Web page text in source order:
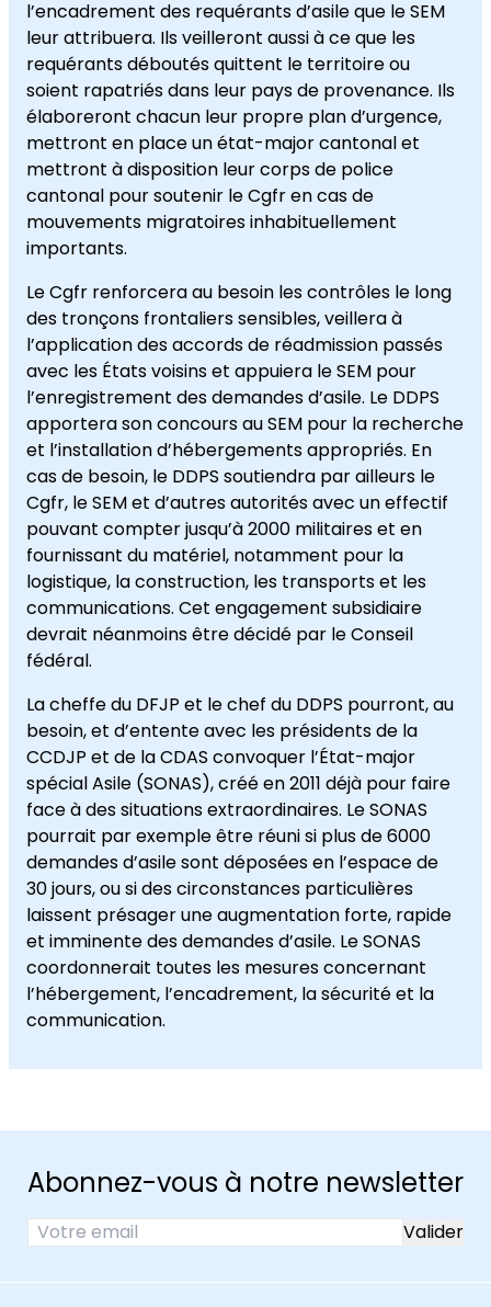
l’encadrement des requérants d’asile que le SEM
leur attribuera. Ils veilleront aussi à ce que les
requérants déboutés quittent le territoire ou
soient rapatriés dans leur pays de provenance. Ils
élaboreront chacun leur propre plan d’urgence,
mettront en place un état-major cantonal et
mettront à disposition leur corps de police
cantonal pour soutenir le Cgfr en cas de
mouvements migratoires inhabituellement
importants.
Le Cgfr renforcera au besoin les contrôles le long
des tronçons frontaliers sensibles, veillera à
l’application des accords de réadmission passés
avec les États voisins et appuiera le SEM pour
l’enregistrement des demandes d’asile. Le DDPS
apportera son concours au SEM pour la recherche
et l’installation d’hébergements appropriés. En
cas de besoin, le DDPS soutiendra par ailleurs le
Cgfr, le SEM et d’autres autorités avec un effectif
pouvant compter jusqu’à 2000 militaires et en
fournissant du matériel, notamment pour la
logistique, la construction, les transports et les
communications. Cet engagement subsidiaire
devrait néanmoins être décidé par le Conseil
fédéral.
La cheffe du DFJP et le chef du DDPS pourront, au
besoin, et d’entente avec les présidents de la
CCDJP et de la CDAS convoquer l’État-major
spécial Asile (SONAS), créé en 2011 déjà pour faire
face à des situations extraordinaires. Le SONAS
pourrait par exemple être réuni si plus de 6000
demandes d’asile sont déposées en l’espace de
30 jours, ou si des circonstances particulières
laissent présager une augmentation forte, rapide
et imminente des demandes d’asile. Le SONAS
coordonnerait toutes les mesures concernant
l’hébergement, l’encadrement, la sécurité et la
communication.
Abonnez-vous à notre newsletter